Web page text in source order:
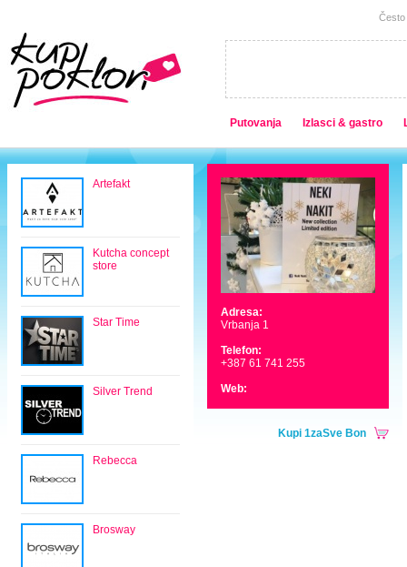
Često
Putovanja Izlasci & gastro
Artefakt
Kutcha concept
store
Star Time
Silver Trend
Rebecca
Brosway
Adresa:
Vrbanja 1
Telefon:
+387 61 741 255
Web:
Kupi 1zaSve Bon